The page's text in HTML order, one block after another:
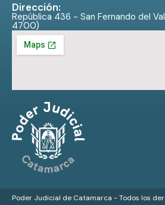
Dirección:
República 436 - San Fernando del
4700)
Poder Judicial de Catamarca - Todos los